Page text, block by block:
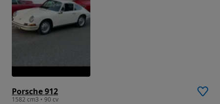
Porsche 912
1582 cm3 • 90 cv